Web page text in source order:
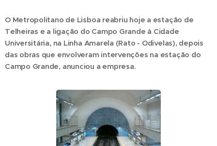
O Metropolitano de Lisboa reabriu hoje a estação de
Telheiras e a ligação do Campo Grande à Cidade
Universitária, na Linha Amarela (Rato - Odivelas), depois
das obras que envolveram intervenções na estação do
Campo Grande, anunciou a empresa.